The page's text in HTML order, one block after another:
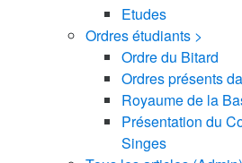
Etudes
Ordres étudiants >
Ordre du Bitard
Ordres présents
Royaume de la
Présentation du
Singes